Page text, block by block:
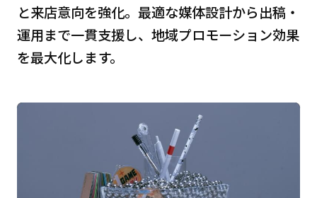
と来店意向を強化。最適な媒体設計から出稿・
運用まで一貫支援し、地域プロモーション効果
を最大化します。